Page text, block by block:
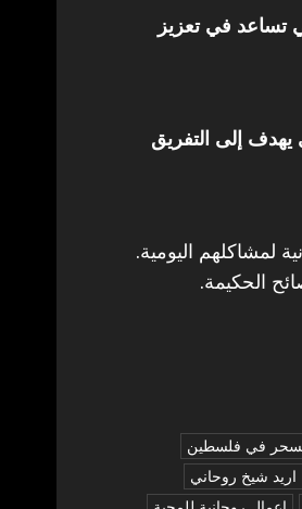
تساعد في تعزيز
يهدف إلى التفريق
لمشاكلهم اليومية.
الحكيمة.
في فلسطين
اريد شيخ روحاني